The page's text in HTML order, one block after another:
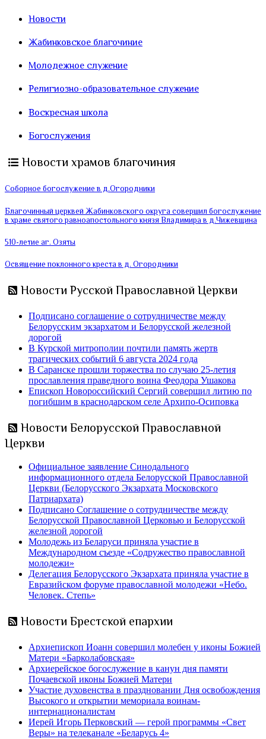
Новости
Жабинковское благочиние
Молодежное служение
Религиозно-образовательное служение
Воскресная школа
Богослужения
Новости храмов благочиния
Соборное богослужение в д.Огородники
Благочинный церквей Жабинковского округа совершил богослужение
в храме святого равноапостольного князя Владимира в д.Чижевщина
510-летие аг. Озяты
Освящение поклонного креста в д. Огородники
Новости Русской Православной Церкви
Подписано соглашение о сотрудничестве между
Белорусским экзархатом и Белорусской железной
дорогой
В Курской митрополии почтили память жертв
трагических событий 6 августа 2024 года
В Саранске прошли торжества по случаю 25-летия
прославления праведного воина Феодора Ушакова
Епископ Новороссийский Сергий совершил литию по
погибшим в краснодарском селе Архипо-Осиповка
Новости Белорусской Православной
Церкви
Официальное заявление Синодального
информационного отдела Белорусской Православной
Церкви (Белорусского Экзархата Московского
Патриархата)
Подписано Соглашение о сотрудничестве между
Белорусской Православной Церковью и Белорусской
железной дорогой
Молодежь из Беларуси приняла участие в
Международном съезде «Содружество православной
молодежи»
Делегация Белорусского Экзархата приняла участие в
Евразийском форуме православной молодежи «Небо.
Человек. Степь»
Новости Брестской епархии
Архиепископ Иоанн совершил молебен у иконы Божией
Матери «Барколабовская»
Архиерейское богослужение в канун дня памяти
Почаевской иконы Божией Матери
Участие духовенства в праздновании Дня освобождения
Высокого и открытии мемориала воинам-
интернационалистам
Иерей Игорь Перковский — герой программы «Свет
Веры» на телеканале «Беларусь 4»